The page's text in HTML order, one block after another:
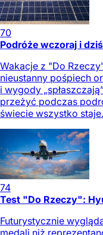
70
Podróże wczoraj i dziś
Wakacje z "Do
nieustanny pośpiech
i wygody
przeżyć podczas
świecie wszystko
74
Test "Do Rzeczy":
Futurystycznie
medali niż